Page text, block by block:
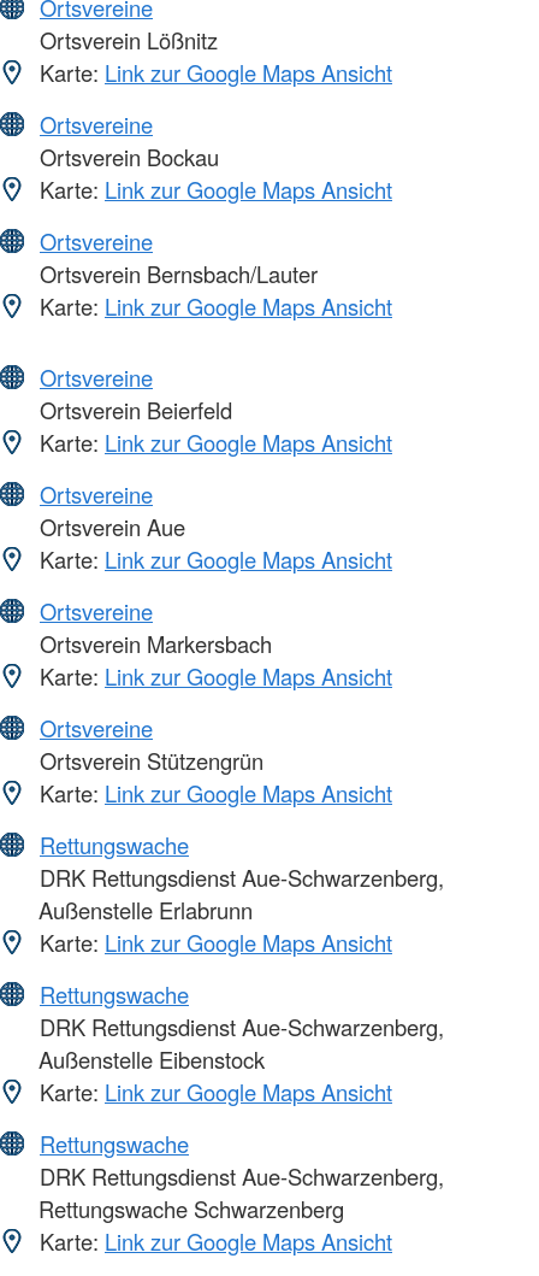
Ortsvereine
Ortsverein Lößnitz
Karte: Link zur Google Maps Ansicht
Ortsvereine
Ortsverein Bockau
Karte: Link zur Google Maps Ansicht
Ortsvereine
Ortsverein Bernsbach/Lauter
Karte: Link zur Google Maps Ansicht
Ortsvereine
Ortsverein Beierfeld
Karte: Link zur Google Maps Ansicht
Ortsvereine
Ortsverein Aue
Karte: Link zur Google Maps Ansicht
Ortsvereine
Ortsverein Markersbach
Karte: Link zur Google Maps Ansicht
Ortsvereine
Ortsverein Stützengrün
Karte: Link zur Google Maps Ansicht
Rettungswache
DRK Rettungsdienst Aue-Schwarzenberg,
Außenstelle Erlabrunn
Karte: Link zur Google Maps Ansicht
Rettungswache
DRK Rettungsdienst Aue-Schwarzenberg,
Außenstelle Eibenstock
Karte: Link zur Google Maps Ansicht
Rettungswache
DRK Rettungsdienst Aue-Schwarzenberg,
Rettungswache Schwarzenberg
Karte: Link zur Google Maps Ansicht